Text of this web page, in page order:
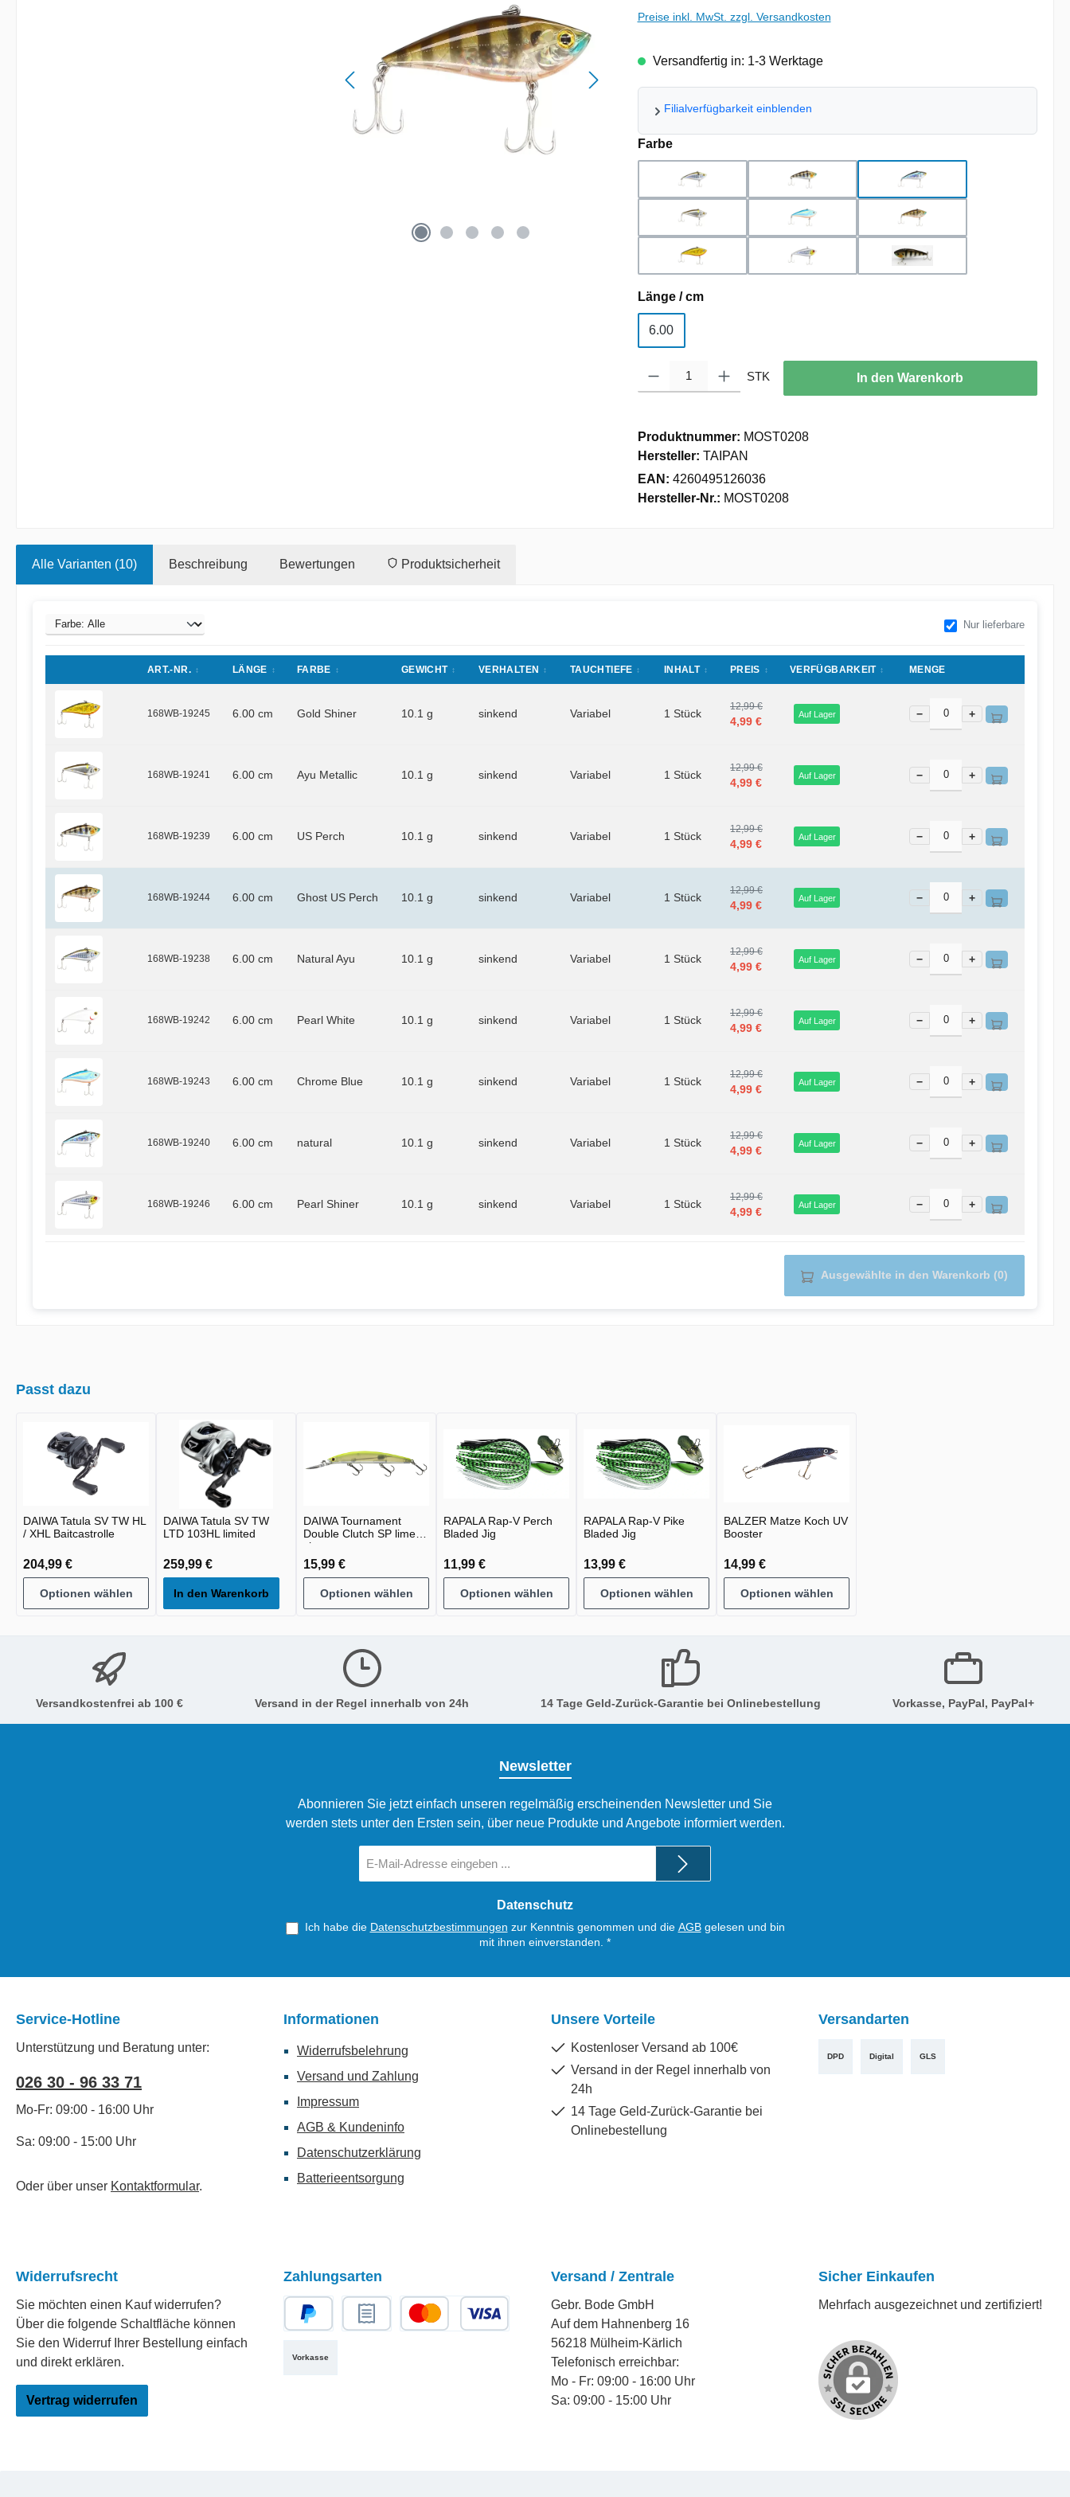
Preise inkl. MwSt. zzgl. Versandkosten
Versandfertig in: 1-3 Werktage
Filialverfügbarkeit einblenden
Farbeauswählen
Ayu Metallic Chrome Blue Ghost US Perch
Gold Shiner Natural Natural Ayu
Pearl Shiner Pearl White US Perch
Länge / cmauswählen
6.00
Produkt Anzahl: Gib den gewünschten Wert ein oder benutze die Schaltflächen um
STK In den Warenkorb
Produktnummer: MOST0208
Hersteller: TAIPAN
EAN: 4260495126036
Hersteller-Nr.: MOST0208
Alle Varianten (10) Beschreibung Bewertungen Produktsicherheit
Nur lieferbare
ART.-NR. LÄNGE FARBE GEWICHT VERHALTEN TAUCHTIEFE INHALT PREIS VERFÜGBARKEIT MENGE
168WB-19245 6.00 cm Gold Shiner 10.1 g sinkend Variabel 1 Stück
12,99 €
4,99 €
Auf Lager − +
168WB-19241 6.00 cm Ayu Metallic 10.1 g sinkend Variabel 1 Stück
12,99 €
4,99 €
Auf Lager − +
168WB-19239 6.00 cm US Perch 10.1 g sinkend Variabel 1 Stück
12,99 €
4,99 €
Auf Lager − +
168WB-19244 6.00 cm Ghost US Perch 10.1 g sinkend Variabel 1 Stück
12,99 €
4,99 €
Auf Lager − +
168WB-19238 6.00 cm Natural Ayu 10.1 g sinkend Variabel 1 Stück
12,99 €
4,99 €
Auf Lager − +
168WB-19242 6.00 cm Pearl White 10.1 g sinkend Variabel 1 Stück
12,99 €
4,99 €
Auf Lager − +
168WB-19243 6.00 cm Chrome Blue 10.1 g sinkend Variabel 1 Stück
12,99 €
4,99 €
Auf Lager − +
168WB-19240 6.00 cm natural 10.1 g sinkend Variabel 1 Stück
12,99 €
4,99 €
Auf Lager − +
168WB-19246 6.00 cm Pearl Shiner 10.1 g sinkend Variabel 1 Stück
12,99 €
4,99 €
Auf Lager − +
Ausgewählte in den Warenkorb (0)
Passt dazu
DAIWA Tatula SV TW HL
/ XHL Baitcastrolle
204,99 €
Optionen wählen
DAIWA Tatula SV TW
LTD 103HL limited
259,99 €
In den Warenkorb
DAIWA Tournament
Double Clutch SP lime
chart
15,99 €
Optionen wählen
RAPALA Rap-V Perch
Bladed Jig
11,99 €
Optionen wählen
RAPALA Rap-V Pike
Bladed Jig
13,99 €
Optionen wählen
BALZER Matze Koch UV
Booster
14,99 €
Optionen wählen
Versandkostenfrei ab 100 € Versand in der Regel innerhalb von 24h 14 Tage Geld-Zurück-Garantie bei Onlinebestellung Vorkasse, PayPal, PayPal+
Newsletter
Abonnieren Sie jetzt einfach unseren regelmäßig erscheinenden Newsletter und Sie
werden stets unter den Ersten sein, über neue Produkte und Angebote informiert werden.
Mail-
Datenschutz
Ich habe die Datenschutzbestimmungen zur Kenntnis genommen und die AGBgelesen und bin
mit ihnen einverstanden. *
Service-Hotline
Unterstützung und Beratung unter:
026 30 - 96 33 71
Mo-Fr: 09:00 - 16:00 Uhr
Sa: 09:00 - 15:00 Uhr
Oder über unser Kontaktformular.
Informationen
Widerrufsbelehrung
Versand und Zahlung
Impressum
AGB & Kundeninfo
Datenschutzerklärung
Batterieentsorgung
Unsere Vorteile
Kostenloser Versand ab 100€
Versand in der Regel innerhalb von
24h
14 Tage Geld-Zurück-Garantie bei
Onlinebestellung
Versandarten
DPD Digital GLS
Widerrufsrecht
Sie möchten einen Kauf widerrufen?
Über die folgende Schaltfläche können
Sie den Widerruf Ihrer Bestellung einfach
und direkt erklären.
Vertrag widerrufen
Zahlungsarten
Vorkasse
Versand / Zentrale
Gebr. Bode GmbH
Auf dem Hahnenberg 16
56218 Mülheim-Kärlich
Telefonisch erreichbar:
Mo - Fr: 09:00 - 16:00 Uhr
Sa: 09:00 - 15:00 Uhr
Sicher Einkaufen
Mehrfach ausgezeichnet und zertifiziert!